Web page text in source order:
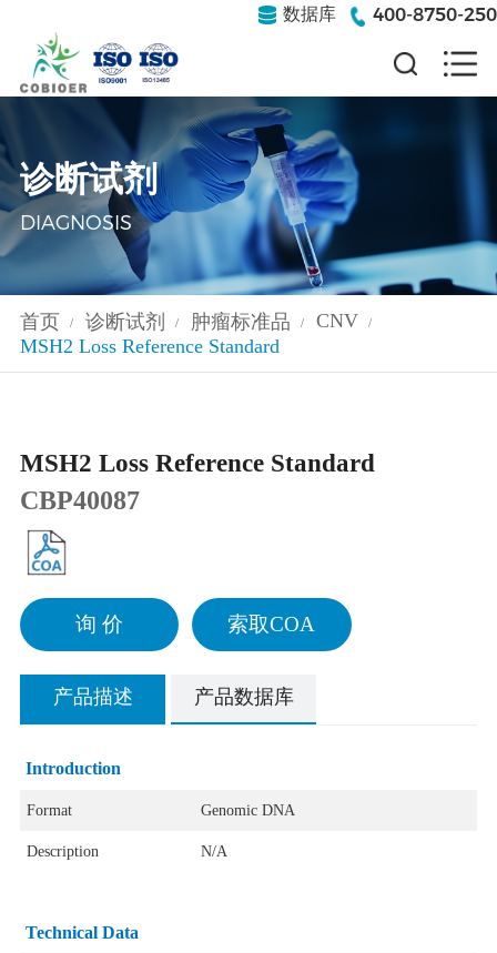
数据库 400-8750-250
诊断试剂
DIAGNOSIS
首页 / 诊断试剂 / 肿瘤标准品 / CNV /
MSH2 Loss Reference Standard
MSH2 Loss Reference Standard
CBP40087
询 价 索取COA
产品描述 产品数据库
Introduction
Format Genomic DNA
Description N/A
Technical Data